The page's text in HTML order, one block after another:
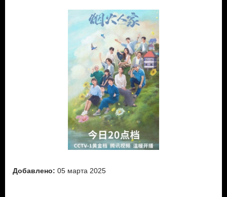
Добавлено: 05 марта 2025